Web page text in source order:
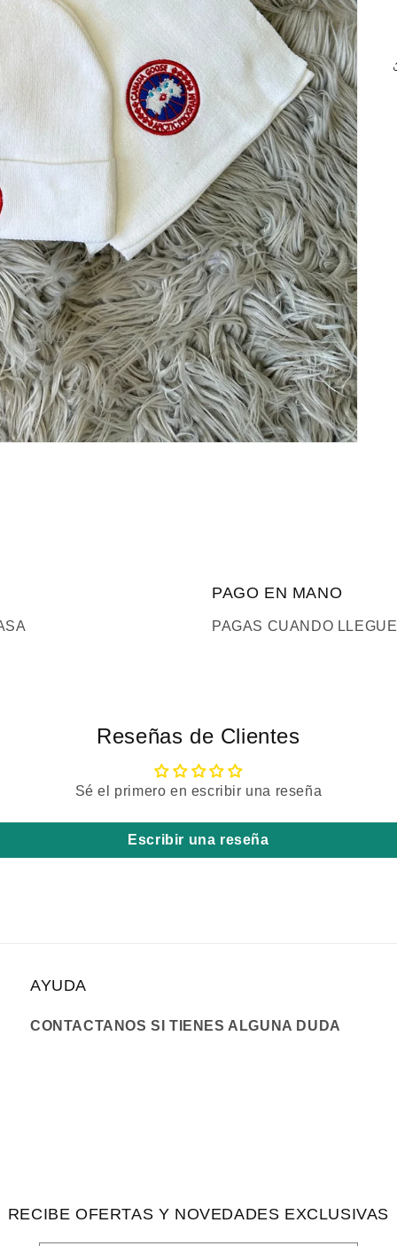
PAGO EN MANO
PAGAS CUANDO
Reseñas de Clientes
Sé el primero en escribir una reseña
Escribir una reseña
AYUDA
CONTACTANOS SI TIENES ALGUNA DUDA
RECIBE OFERTAS Y NOVEDADES EXCLUSIVAS